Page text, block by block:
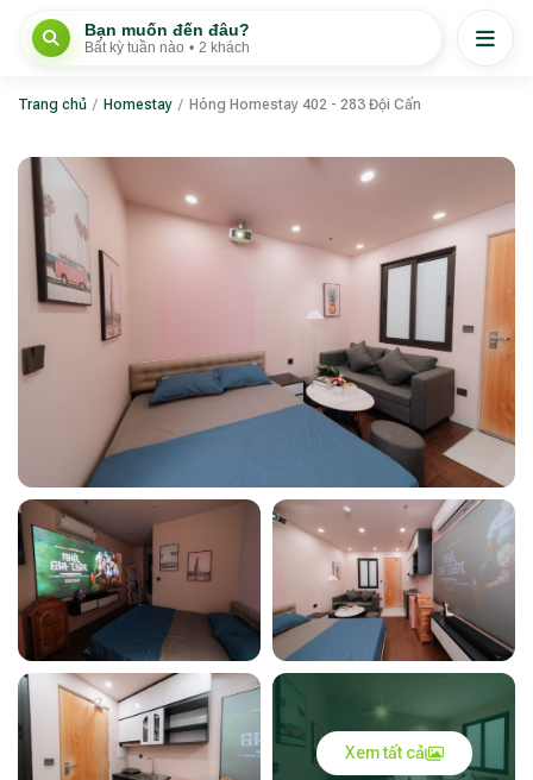
Bạn muốn đến đâu?
Bất kỳ tuần nào • 2 khách
Trang chủ / Homestay / Hóng Homestay 402 - 283 Đội Cấn
Xem tất cả